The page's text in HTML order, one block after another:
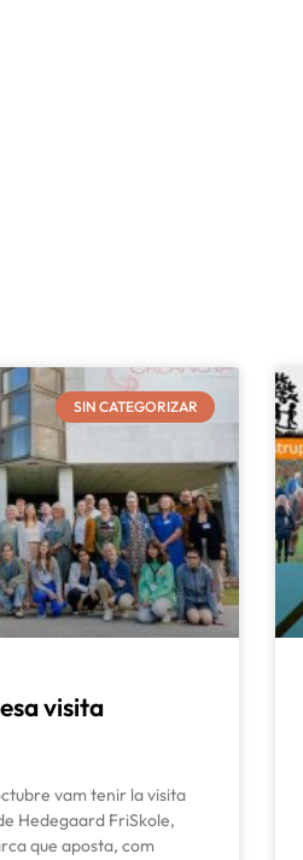
SIN CATEGORIZAR
visita
vam tenir la visita
Hedegaard FriSkole,
que aposta, com